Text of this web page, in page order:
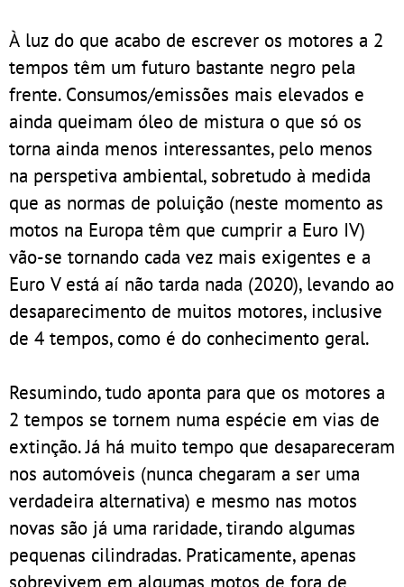
À luz do que acabo de escrever os motores a 2
tempos têm um futuro bastante negro pela
frente. Consumos/emissões mais elevados e
ainda queimam óleo de mistura o que só os
torna ainda menos interessantes, pelo menos
na perspetiva ambiental, sobretudo à medida
que as normas de poluição (neste momento as
motos na Europa têm que cumprir a Euro IV)
vão-se tornando cada vez mais exigentes e a
Euro V está aí não tarda nada (2020), levando ao
desaparecimento de muitos motores, inclusive
de 4 tempos, como é do conhecimento geral.
Resumindo, tudo aponta para que os motores a
2 tempos se tornem numa espécie em vias de
extinção. Já há muito tempo que desapareceram
nos automóveis (nunca chegaram a ser uma
verdadeira alternativa) e mesmo nas motos
novas são já uma raridade, tirando algumas
pequenas cilindradas. Praticamente, apenas
sobrevivem em algumas motos de fora de